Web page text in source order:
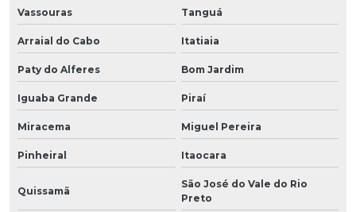
Vassouras Tanguá
Arraial do Cabo Itatiaia
Paty do Alferes Bom Jardim
Iguaba Grande Piraí
Miracema Miguel Pereira
Pinheiral Itaocara
Quissamã
São José do Vale do Rio
Preto